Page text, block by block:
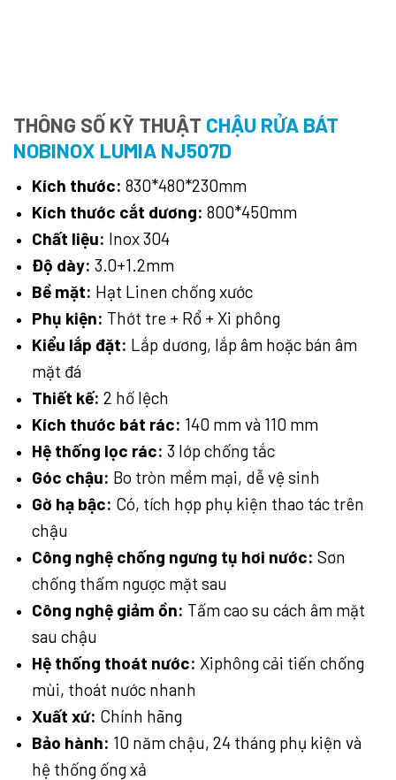
THÔNG SỐ KỸ THUẬT CHẬU RỬA BÁT
NOBINOX LUMIA NJ507D
Kích thước: 830*480*230mm
Kích thước cắt dương: 800*450mm
Chất liệu: Inox 304
Độ dày: 3.0+1.2mm
Bề mặt: Hạt Linen chống xước
Phụ kiện: Thớt tre + Rổ + Xi phông
Kiểu lắp đặt: Lắp dương, lắp âm hoặc bán âm
mặt đá
Thiết kế: 2 hố lệch
Kích thước bát rác: 140 mm và 110 mm
Hệ thống lọc rác: 3 lớp chống tắc
Góc chậu: Bo tròn mềm mại, dễ vệ sinh
Gờ hạ bậc: Có, tích hợp phụ kiện thao tác trên
chậu
Công nghệ chống ngưng tụ hơi nước: Sơn
chống thấm ngược mặt sau
Công nghệ giảm ồn: Tấm cao su cách âm mặt
sau chậu
Hệ thống thoát nước: Xiphông cải tiến chống
mùi, thoát nước nhanh
Xuất xứ: Chính hãng
Bảo hành: 10 năm chậu, 24 tháng phụ kiện và
hệ thống ống xả